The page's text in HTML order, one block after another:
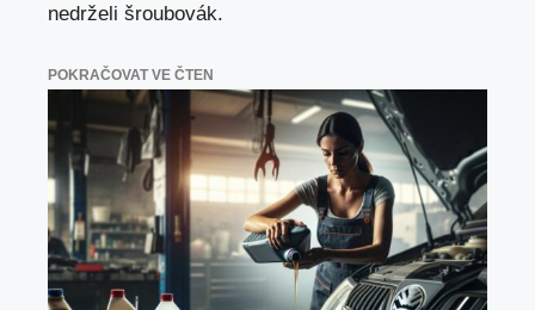
nedrželi šroubovák.
POKRAČOVAT VE ČTEN